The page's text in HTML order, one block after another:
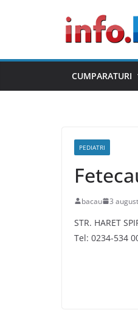
CUMPARATURI
PEDIATRI
bacau 3
STR. HARET
Tel: 0234-534